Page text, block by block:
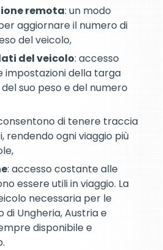
remota: un modo
aggiornare il numero di
del veicolo,
del veicolo: accesso
impostazioni della targa
suo peso e del numero
di tenere traccia
rendendo ogni viaggio più
: accesso costante alle
essere utili in viaggio. La
necessaria per le
Ungheria, Austria e
disponibile e